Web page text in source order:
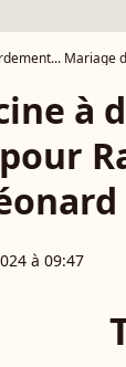
Mariage
à
à 09:47